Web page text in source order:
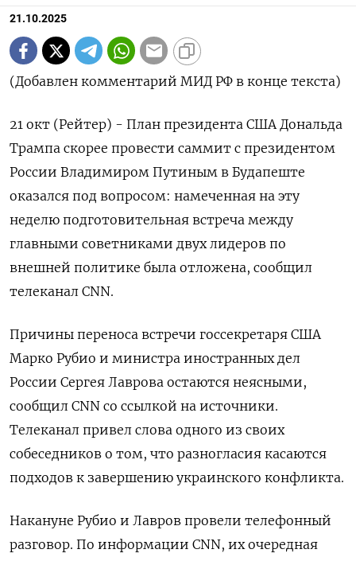
21.10.2025
(Добавлен комментарий МИД РФ в конце текста)
21 окт (Рейтер) - План президента США Дональда
Трампа скорее провести саммит с президентом
России Владимиром Путиным в Будапеште
оказался под вопросом: намеченная на эту
неделю подготовительная встреча между
главными советниками двух лидеров по
внешней политике была отложена, сообщил
телеканал CNN.
Причины переноса встречи госсекретаря США
Марко Рубио и министра иностранных дел
России Сергея Лаврова остаются неясными,
сообщил CNN со ссылкой на источники.
Телеканал привел слова одного из своих
собеседников о том, что разногласия касаются
подходов к завершению украинского конфликта.
Накануне Рубио и Лавров провели телефонный
разговор. По информации CNN, их очередная